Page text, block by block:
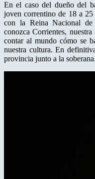
En el caso del dueño del
joven correntino de 18 a 25
con la Reina Nacional de
conozca Corrientes,
contar al mundo cómo se
nuestra cultura. En
provincia junto a la soberana.